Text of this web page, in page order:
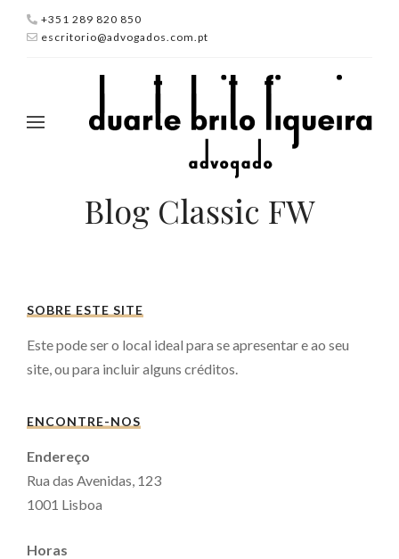
+351 289 820 850
escritorio@advogados.com.pt
Blog Classic FW
SOBRE ESTE SITE
Este pode ser o local ideal para se apresentar e ao seu
site, ou para incluir alguns créditos.
ENCONTRE-NOS
Endereço
Rua das Avenidas, 123
1001 Lisboa
Horas